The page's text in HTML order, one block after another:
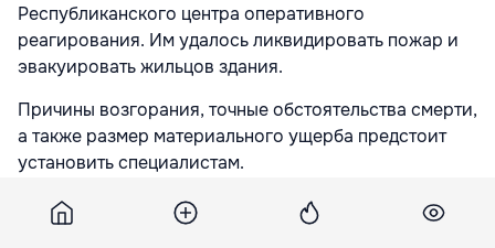
Республиканского центра оперативного
реагирования. Им удалось ликвидировать пожар и
эвакуировать жильцов здания.
Причины возгорания, точные обстоятельства смерти,
а также размер материального ущерба предстоит
установить специалистам.
Подпишитесь на новости Point.md в Google